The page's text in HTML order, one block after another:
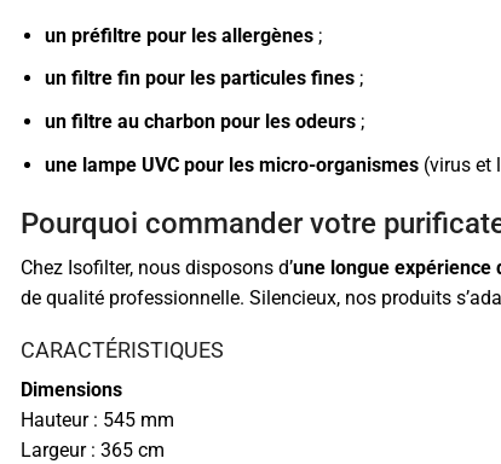
un préfiltre pour les allergènes ;
un filtre fin pour les particules fines ;
un filtre au charbon pour les odeurs ;
une lampe UVC pour les micro-organismes (virus et
Pourquoi commander votre
Chez Isofilter, nous disposons d’une longue expérience
de qualité professionnelle. Silencieux, nos produits
CARACTÉRISTIQUES
Dimensions
Hauteur : 545 mm
Largeur : 365 cm